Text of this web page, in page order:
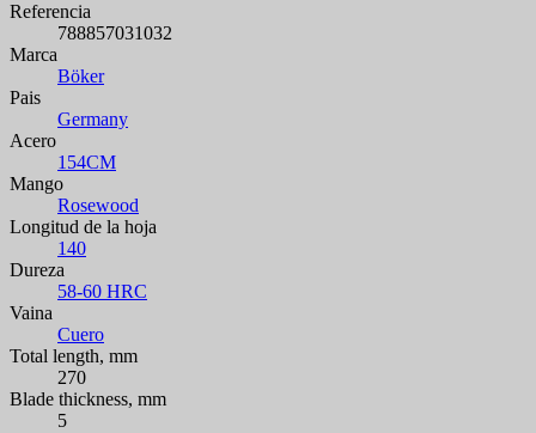
Referencia
788857031032
Marca
Böker
Pais
Germany
Acero
154CM
Mango
Rosewood
Longitud de la hoja
140
Dureza
58-60 HRC
Vaina
Cuero
Total length, mm
270
Blade thickness, mm
5